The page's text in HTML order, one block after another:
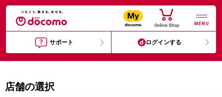
MENU
サポート ログインする
店舗の選択